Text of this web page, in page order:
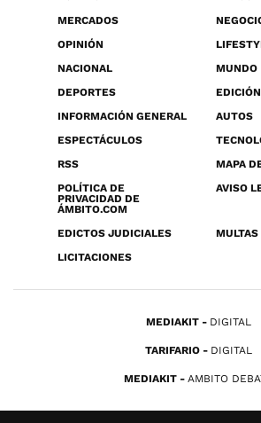
MERCADOS
OPINIÓN
NACIONAL
MUNDO
DEPORTES
INFORMACIÓN GENERAL
AUTOS
ESPECTÁCULOS
RSS
MAPA
POLÍTICA DE
PRIVACIDAD DE
ÁMBITO.COM
AVISO
EDICTOS JUDICIALES
MULTAS
LICITACIONES
MEDIAKIT DIGITAL
TARIFARIO DIGITAL
MEDIAKIT AMBITO